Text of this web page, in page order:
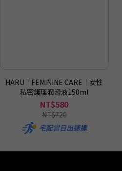
HARU｜FEMININE CARE｜女性
私密護理潤滑液150ml
NT$580
NT$720
宅配當日出速達